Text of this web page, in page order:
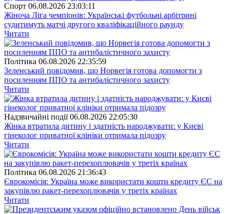
Спорт 06.08.2026 23:03:11
Жіноча Ліга чемпіонів: Українські футбольні арбітрині
судитимуть матчі другого кваліфікаційного раунду
Читати
Полiтика 06.08.2026 22:35:59
Зеленський повідомив, що Норвегія готова допомогти з
посиленням ППО та антибалістичного захисту
Читати
Надзвичайні події 06.08.2026 22:05:30
Жінка втратила дитину і здатність народжувати: у Києві
гінеколог приватної клініки отримала підозру
Читати
Полiтика 06.08.2026 21:36:43
Єврокомісія: Україна може використати кошти кредиту ЄС на
закупівлю ракет-перехоплювачів у третіх країнах
Читати